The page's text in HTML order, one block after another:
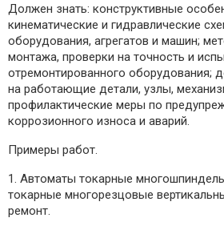
Должен знать: конструктивные
кинематические и гидравлические
оборудования, агрегатов и машин;
монтажа, проверки на точность и
отремонтированного оборудования;
на работающие детали, узлы,
профилактические меры по
коррозионного износа и аварий.
Примеры работ.
1. Автоматы токарные
токарные многорезцовые
ремонт.